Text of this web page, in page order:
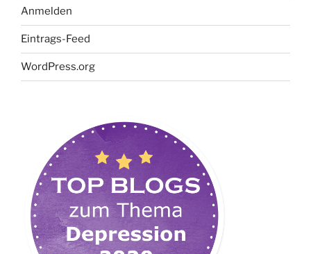
Anmelden
Eintrags-Feed
WordPress.org